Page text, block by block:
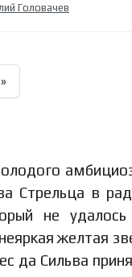
Головачев
»
Стрельца в
не
желтая
да Сильва